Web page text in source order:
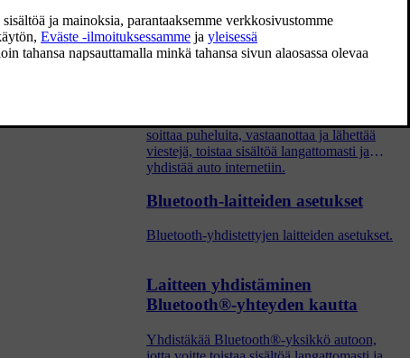
Puhelimen yhdistäminen autoon
Bluetoothin kautta ensimmäistä
soittaa puheluita, vastaanottaa ja lähettää
viestejä, toistaa sisältöä langattomasti ja
yhdistää auto internetiin.
Bluetooth-laitteiden asetukset
Bluetooth-yhdistettyjen laitteiden asetukset.
Laitteen yhdistäminen
Bluetooth®-yhteyden kautta
Yhdistäkää Bluetooth®-yksikkö autoon,